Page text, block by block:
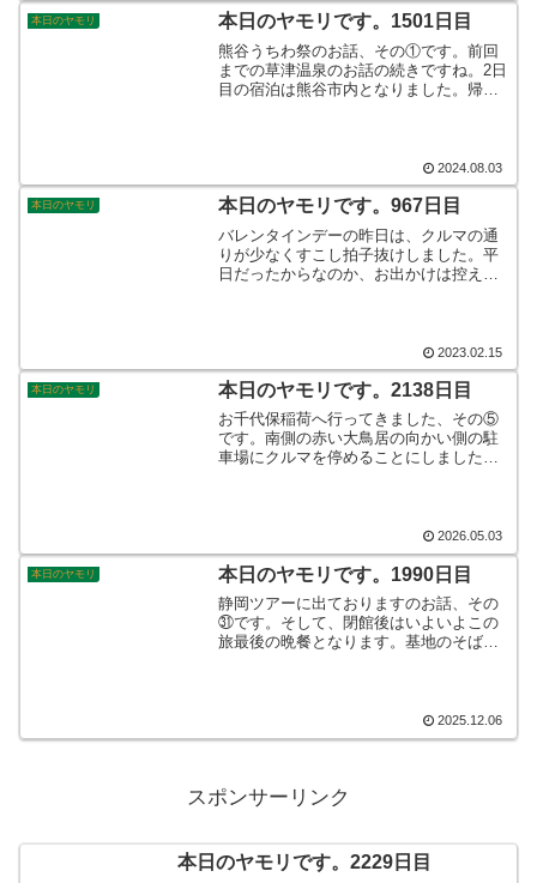
本日のヤモリ 本日のヤモリです。1501日目
熊谷うちわ祭のお話、その①です。前回
までの草津温泉のお話の続きですね。2日
目の宿泊は熊谷市内となりました。帰省
まる大きなお祭りでした。そんなこんな
で、本日のヤモリです。
2024.08.03
本日のヤモリ 本日のヤモリです。967日目
バレンタインデーの昨日は、クルマの通
りが少なくすこし拍子抜けしました。平
日だったからなのか、お出かけは控えて
はどうしようかなぁ…。そんなこんな
で、本日のヤモリです。
2023.02.15
本日のヤモリ 本日のヤモリです。2138日目
お千代保稲荷へ行ってきました、その⑤
です。南側の赤い大鳥居の向かい側の駐
車場にクルマを停めることにしました。
は、なんと2台目で駐車することが出来ま
した。そんなこんなで、本日のヤモリで
す。
2026.05.03
本日のヤモリ 本日のヤモリです。1990日目
静岡ツアーに出ておりますのお話、その
㉛です。そして、閉館後はいよいよこの
旅最後の晩餐となります。基地のそばに
す！金曜日、そして、自衛隊の方の御用
達。うっかりしておりました。。。そん
2025.12.06
スポンサーリンク
本日のヤモリです。2229日目